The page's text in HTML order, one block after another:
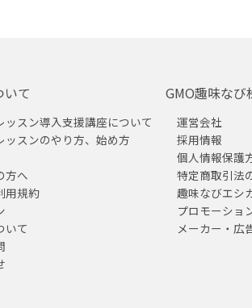
て
ッスン導入支援講座について
ッスンのやり方、始め方
方へ
用規約
いて
GMO趣味なび
運営会社
採用情報
個人情報保護
特定商取引法
趣味なびエシ
プロモーショ
メーカー・広